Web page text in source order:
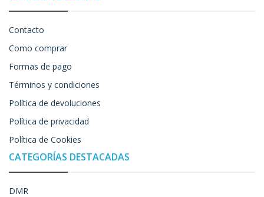
Contacto
Como comprar
Formas de pago
Términos y condiciones
Política de devoluciones
Política de privacidad
Política de Cookies
CATEGORÍAS DESTACADAS
DMR